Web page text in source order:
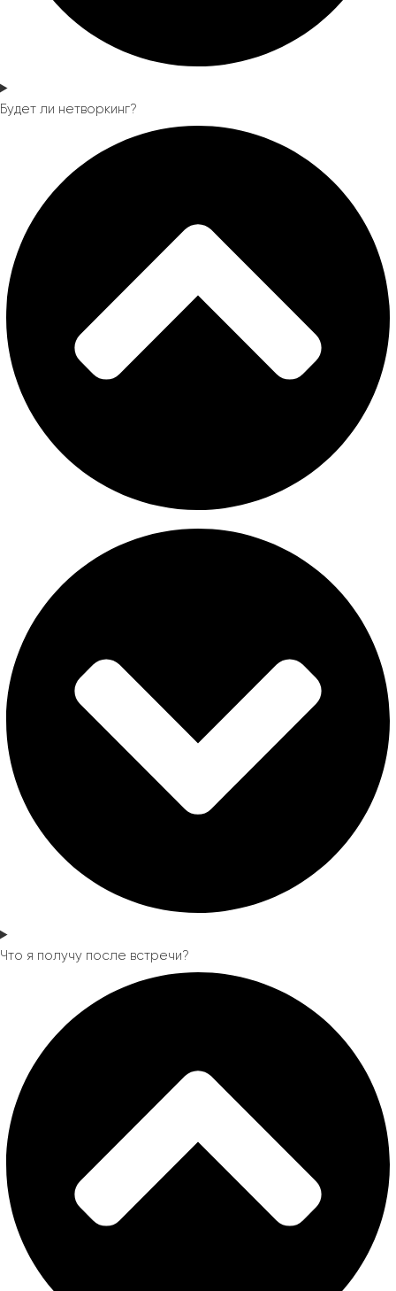
Будет ли нетворкинг?
Что я получу после встречи?